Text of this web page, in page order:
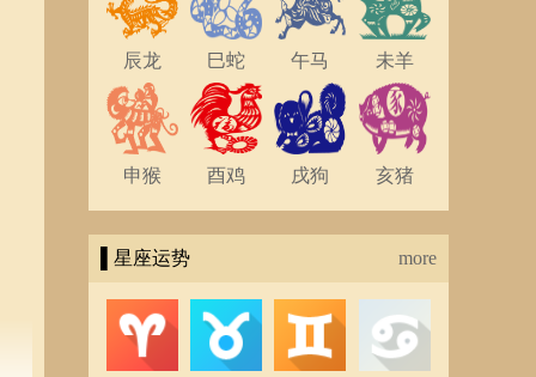
辰龙 巳蛇 午马 未羊
申猴 酉鸡 戌狗 亥猪
▌星座运势 more